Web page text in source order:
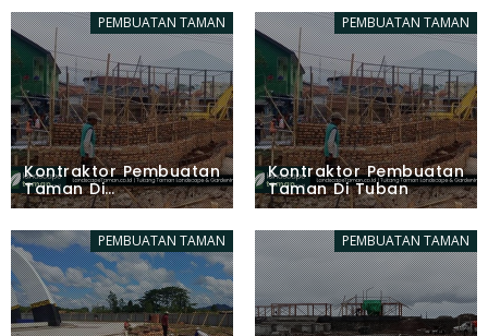
PEMBUATAN TAMAN
Kontraktor Pembuatan
Taman Di
Labuhanbatu Selatan
PEMBUATAN TAMAN
Kontraktor Pembuatan
Taman Di Tuban
PEMBUATAN TAMAN PEMBUATAN TAMAN